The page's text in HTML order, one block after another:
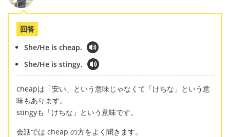
回答
She/He is cheap.
She/He is stingy.
cheapは「安い」という意味じゃなくて「けちな」という意
味もあります。
stingyも「けちな」という意味です。
会話では cheap の方をよく聞きます。